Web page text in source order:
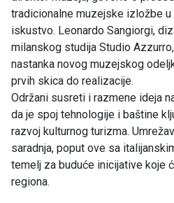
tradicionalne muzejske izložbe
iskustvo. Leonardo Sangiorgi,
milanskog studija Studio
nastanka novog muzejskog
prvih skica do realizacije.
Održani susreti i razmene ideja
da je spoj tehnologije i baštine
razvoj kulturnog turizma.
saradnja, poput ove sa
temelj za buduće inicijative koje
regiona.